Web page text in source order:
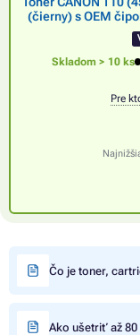
(čierny) s OEM
Skladom > 10 ks
Pre
Čo je toner,
Ako ušetriť až 80